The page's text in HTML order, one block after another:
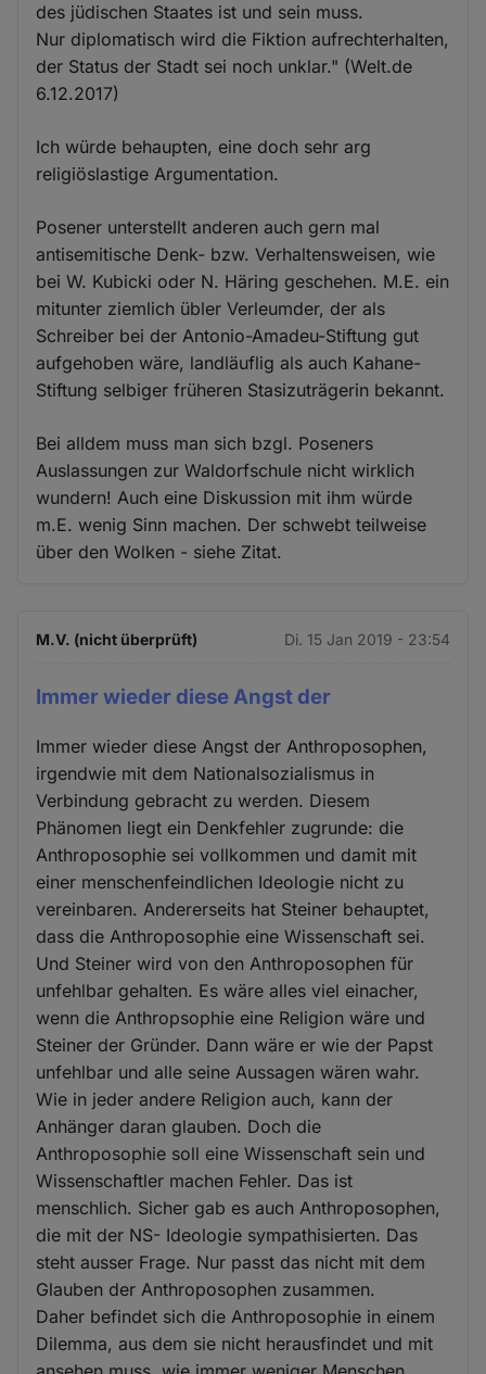
des jüdischen Staates ist und sein muss.
Nur diplomatisch wird die Fiktion aufrechterhalten,
der Status der Stadt sei noch unklar." (Welt.de
6.12.2017)
Ich würde behaupten, eine doch sehr arg
religiöslastige Argumentation.
Posener unterstellt anderen auch gern mal
antisemitische Denk- bzw. Verhaltensweisen, wie
bei W. Kubicki oder N. Häring geschehen. M.E. ein
mitunter ziemlich übler Verleumder, der als
Schreiber bei der Antonio-Amadeu-Stiftung gut
aufgehoben wäre, landläuflig als auch Kahane-
Stiftung selbiger früheren Stasizuträgerin bekannt.
Bei alldem muss man sich bzgl. Poseners
Auslassungen zur Waldorfschule nicht wirklich
wundern! Auch eine Diskussion mit ihm würde
m.E. wenig Sinn machen. Der schwebt teilweise
über den Wolken - siehe Zitat.
M.V. (nicht überprüft) Di. 15 Jan 2019 - 23:54
Immer wieder diese Angst der
Immer wieder diese Angst der Anthroposophen,
irgendwie mit dem Nationalsozialismus in
Verbindung gebracht zu werden. Diesem
Phänomen liegt ein Denkfehler zugrunde: die
Anthroposophie sei vollkommen und damit mit
einer menschenfeindlichen Ideologie nicht zu
vereinbaren. Andererseits hat Steiner behauptet,
dass die Anthroposophie eine Wissenschaft sei.
Und Steiner wird von den Anthroposophen für
unfehlbar gehalten. Es wäre alles viel einacher,
wenn die Anthropsophie eine Religion wäre und
Steiner der Gründer. Dann wäre er wie der Papst
unfehlbar und alle seine Aussagen wären wahr.
Wie in jeder andere Religion auch, kann der
Anhänger daran glauben. Doch die
Anthroposophie soll eine Wissenschaft sein und
Wissenschaftler machen Fehler. Das ist
menschlich. Sicher gab es auch Anthroposophen,
die mit der NS- Ideologie sympathisierten. Das
steht ausser Frage. Nur passt das nicht mit dem
Glauben der Anthroposophen zusammen.
Daher befindet sich die Anthroposophie in einem
Dilemma, aus dem sie nicht herausfindet und mit